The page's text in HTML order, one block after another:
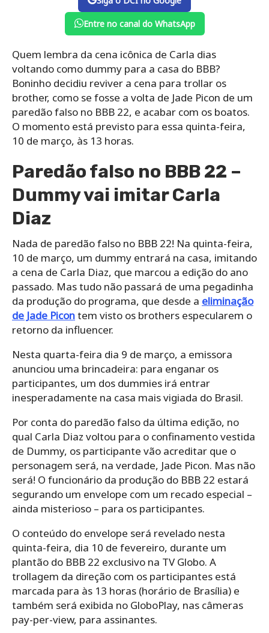
Entre no canal do WhatsApp
Quem lembra da cena icônica de Carla dias
voltando como dummy para a casa do BBB?
Boninho decidiu reviver a cena para trollar os
brother, como se fosse a volta de Jade Picon de um
paredão falso no BBB 22, e acabar com os boatos.
O momento está previsto para essa quinta-feira,
10 de março, às 13 horas.
Paredão falso no BBB 22 –
Dummy vai imitar Carla
Diaz
Nada de paredão falso no BBB 22! Na quinta-feira,
10 de março, um dummy entrará na casa, imitando
a cena de Carla Diaz, que marcou a edição do ano
passado. Mas tudo não passará de uma pegadinha
da produção do programa, que desde a eliminação
de Jade Picontem visto os brothers especularem o
retorno da influencer.
Nesta quarta-feira dia 9 de março, a emissora
anunciou uma brincadeira: para enganar os
participantes, um dos dummies irá entrar
inesperadamente na casa mais vigiada do Brasil.
Por conta do paredão falso da última edição, no
qual Carla Diaz voltou para o confinamento vestida
de Dummy, os participante vão acreditar que o
personagem será, na verdade, Jade Picon. Mas não
será! O funcionário da produção do BBB 22 estará
segurando um envelope com um recado especial –
ainda misterioso – para os participantes.
O conteúdo do envelope será revelado nesta
quinta-feira, dia 10 de fevereiro, durante um
plantão do BBB 22 exclusivo na TV Globo. A
trollagem da direção com os participantes está
marcada para às 13 horas (horário de Brasília) e
também será exibida no GloboPlay, nas câmeras
pay-per-view, para assinantes.